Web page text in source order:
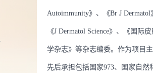
Autoimmunity》、《Br J Dermatol
《J Dermatol Science》、《国际
学杂志》等杂志编委。作为项目
先后承担包括国家973、国家自然